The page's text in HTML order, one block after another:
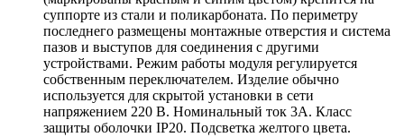
суппорте из стали и поликарбоната. По периметру
последнего размещены монтажные отверстия и система
пазов и выступов для соединения с другими
устройствами. Режим работы модуля регулируется
собственным переключателем. Изделие обычно
используется для скрытой установки в сети
напряжением 220 В. Номинальный ток 3А. Класс
защиты оболочки IP20. Подсветка желтого цвета.